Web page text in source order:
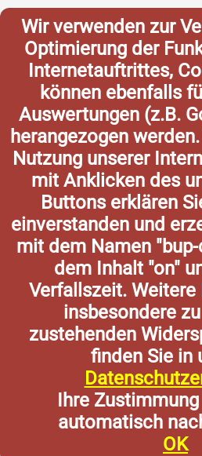
Wir verwenden zur
Optimierung der
Internetauftrittes,
können ebenfalls
Auswertungen (z.B.
herangezogen
Nutzung unserer
mit Anklicken des
Buttons erklären
einverstanden und
mit dem Namen
dem Inhalt "on"
Verfallszeit.
insbesondere
zustehenden
finden Sie in
Ihre
automatisch
OK